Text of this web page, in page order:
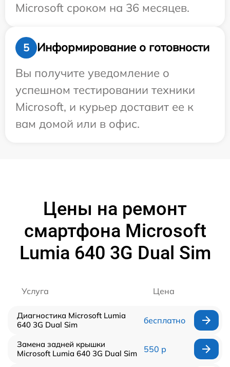
Microsoft сроком на 36 месяцев.
5
Информирование о готовности
Вы получите уведомление о
успешном тестировании техники
Microsoft, и курьер доставит ее к
вам домой или в офис.
Цены на ремонт
смартфона Microsoft
Lumia 640 3G Dual Sim
Услуга Цена
Диагностика Microsoft Lumia
640 3G Dual Sim
бесплатно
Замена задней крышки
Microsoft Lumia 640 3G Dual Sim
550 р